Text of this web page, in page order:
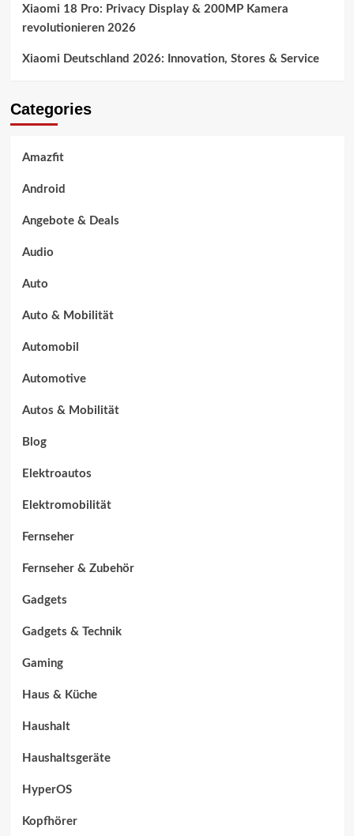
Xiaomi 18 Pro: Privacy Display & 200MP Kamera
revolutionieren 2026
Xiaomi Deutschland 2026: Innovation, Stores & Service
Categories
Amazfit
Android
Angebote & Deals
Audio
Auto
Auto & Mobilität
Automobil
Automotive
Autos & Mobilität
Blog
Elektroautos
Elektromobilität
Fernseher
Fernseher & Zubehör
Gadgets
Gadgets & Technik
Gaming
Haus & Küche
Haushalt
Haushaltsgeräte
HyperOS
Kopfhörer